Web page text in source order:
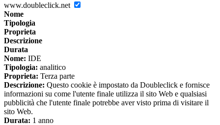
www.doubleclick.net
Nome
Tipologia
Proprieta
Descrizione
Durata
Nome: IDE
Tipologia: analitico
Proprieta: Terza parte
Descrizione: Questo cookie è impostato da Doubleclick e fornisce
informazioni su come l'utente finale utilizza il sito Web e qualsiasi
pubblicità che l'utente finale potrebbe aver visto prima di visitare il
sito Web.
Durata: 1 anno